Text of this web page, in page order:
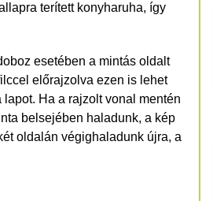
terített konyharuha, így
esetében a mintás oldalt
előrajzolva ezen is lehet
Ha a rajzolt vonal mentén
belsejében haladunk, a kép
oldalán végighaladunk újra, a